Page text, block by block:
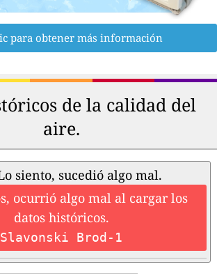
para obtener más información
de la calidad del
aire.
siento, sucedió algo mal.
ocurrió algo mal al cargar los
datos históricos.
Slavonski Brod-1